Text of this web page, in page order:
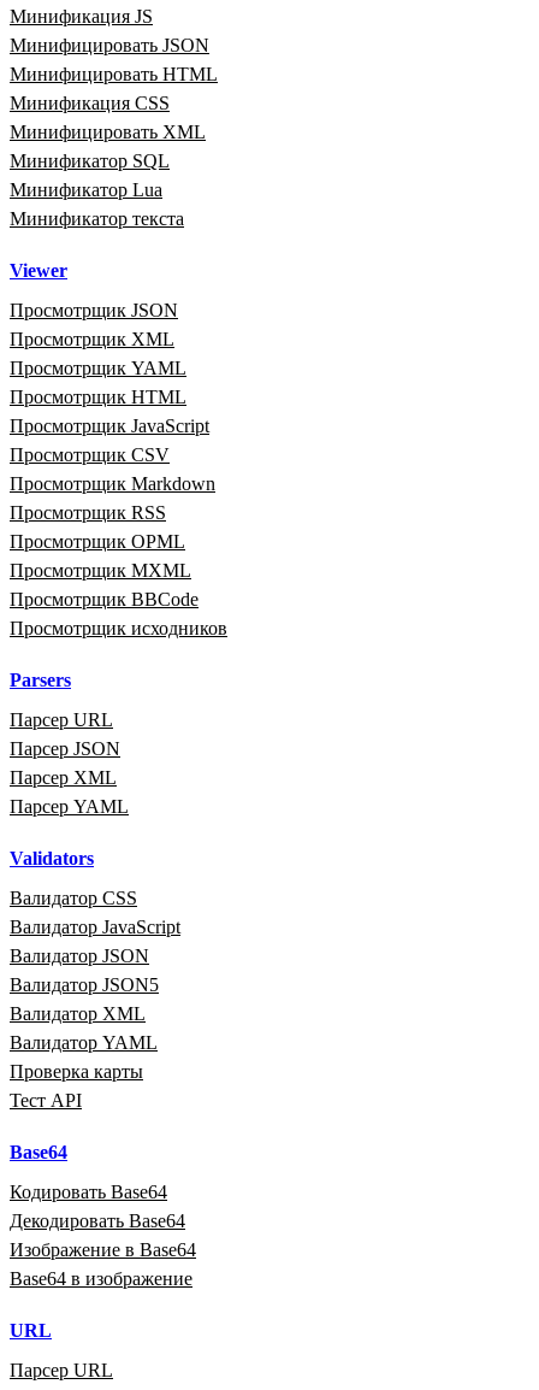
Минификация JS
Минифицировать JSON
Минифицировать HTML
Минификация CSS
Минифицировать XML
Минификатор SQL
Минификатор Lua
Минификатор текста
Viewer
Просмотрщик JSON
Просмотрщик XML
Просмотрщик YAML
Просмотрщик HTML
Просмотрщик JavaScript
Просмотрщик CSV
Просмотрщик Markdown
Просмотрщик RSS
Просмотрщик OPML
Просмотрщик MXML
Просмотрщик BBCode
Просмотрщик исходников
Parsers
Парсер URL
Парсер JSON
Парсер XML
Парсер YAML
Validators
Валидатор CSS
Валидатор JavaScript
Валидатор JSON
Валидатор JSON5
Валидатор XML
Валидатор YAML
Проверка карты
Тест API
Base64
Кодировать Base64
Декодировать Base64
Изображение в Base64
Base64 в изображение
URL
Парсер URL